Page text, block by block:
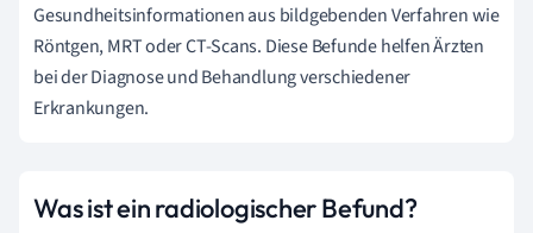
Gesundheitsinformationen aus bildgebenden Verfahren wie
Röntgen, MRT oder CT-Scans. Diese Befunde helfen Ärzten
bei der Diagnose und Behandlung verschiedener
Erkrankungen.
Was ist ein radiologischer Befund?